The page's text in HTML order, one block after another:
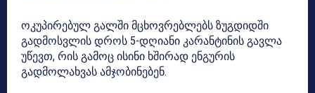
ოკუპირებულ გალში მცხოვრებლებს ზუგდიდში
გადმოსვლის დროს 5-დღიანი კარანტინის გავლა
უწევთ, რის გამოც ისინი ხშირად ენგურის
გადმოლახვას ამჯობინებენ.